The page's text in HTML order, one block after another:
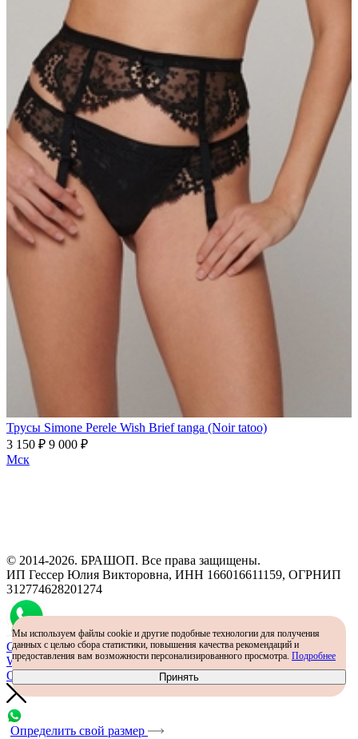
Трусы Simone Perele Wish Brief tanga (Noir tatoo)
3 150 ₽ 9 000 ₽
Мск
© 2014-2026. БРАШОП. Все права защищены.
ИП Гессер Юлия Викторовна, ИНН 166016611159, ОГРНИП
312774628201274
Самый простой способ определить размер - консультация в
WhatsApp
Определить размер
Определить свой размер
Мы используем файлы cookie и другие подобные технологии для получения
данных с целью сбора статистики, повышения качества рекомендаций и
предоставления вам возможности персонализированного просмотра. Подробнее
Принять